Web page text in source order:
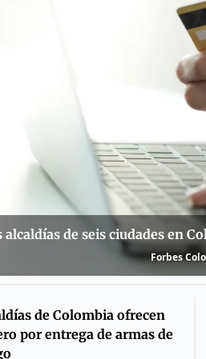
alcaldías de seis ciudades en
Forbes
de Colombia ofrecen
por entrega de armas de